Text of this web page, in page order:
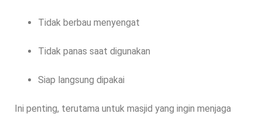
Tidak berbau menyengat
Tidak panas saat digunakan
Siap langsung dipakai
Ini penting, terutama untuk masjid yang ingin menjaga